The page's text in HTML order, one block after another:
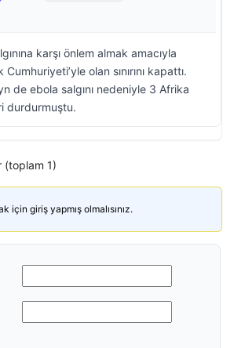
karşı önlem almak amacıyla
olan sınırını kapattı.
de ebola salgını nedeniyle 3 Afrika
durdurmuştu.
(toplam 1)
için giriş yapmış olmalısınız.